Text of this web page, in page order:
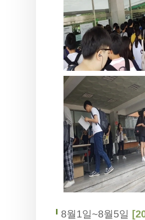
8월1일~8월5일